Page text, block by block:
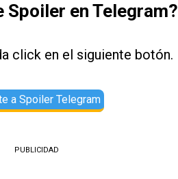
Spoiler en Telegram?
click en el siguiente botón.
a Spoiler Telegram
PUBLICIDAD